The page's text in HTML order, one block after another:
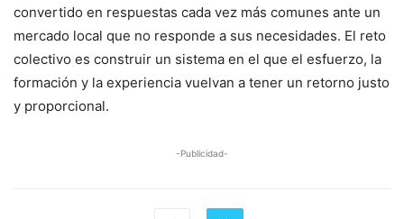
convertido en respuestas cada vez más comunes ante un
mercado local que no responde a sus necesidades. El reto
colectivo es construir un sistema en el que el esfuerzo, la
formación y la experiencia vuelvan a tener un retorno justo
y proporcional.
-Publicidad-